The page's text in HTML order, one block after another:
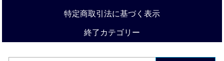
特定商取引法に基づく表示
終了カテゴリー